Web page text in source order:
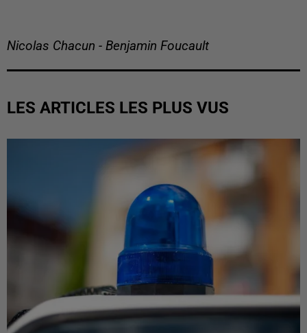
Nicolas Chacun - Benjamin Foucault
LES ARTICLES LES PLUS VUS